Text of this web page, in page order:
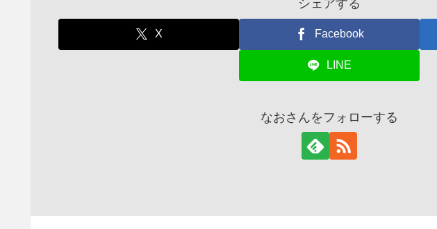
シェアする
X Facebook
LINE
なおさんをフォローする